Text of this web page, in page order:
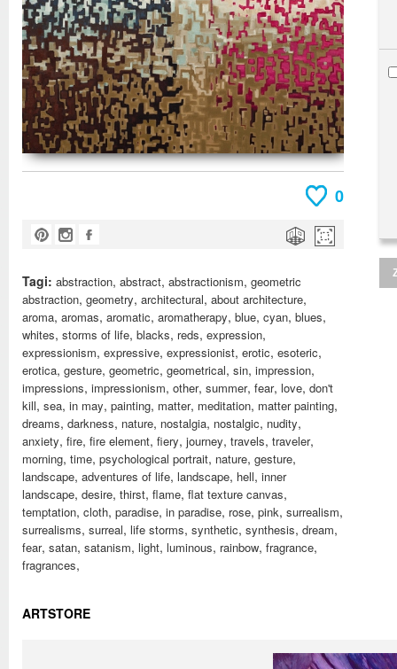
0
Tagi: abstraction, abstract, abstractionism, geometric
abstraction, geometry, architectural, about architecture,
aroma, aromas, aromatic, aromatherapy, blue, cyan, blues,
whites, storms of life, blacks, reds, expression,
expressionism, expressive, expressionist, erotic, esoteric,
erotica, gesture, geometric, geometrical, sin, impression,
impressions, impressionism, other, summer, fear, love, don't
kill, sea, in may, painting, matter, meditation, matter painting,
dreams, darkness, nature, nostalgia, nostalgic, nudity,
anxiety, fire, fire element, fiery, journey, travels, traveler,
morning, time, psychological portrait, nature, gesture,
landscape, adventures of life, landscape, hell, inner
landscape, desire, thirst, flame, flat texture canvas,
temptation, cloth, paradise, in paradise, rose, pink, surrealism,
surrealisms, surreal, life storms, synthetic, synthesis, dream,
fear, satan, satanism, light, luminous, rainbow, fragrance,
fragrances,
ARTSTORE